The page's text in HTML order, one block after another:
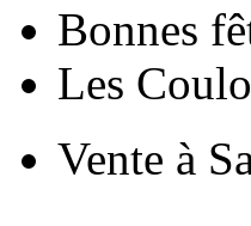
Bonnes
Les
Vente à